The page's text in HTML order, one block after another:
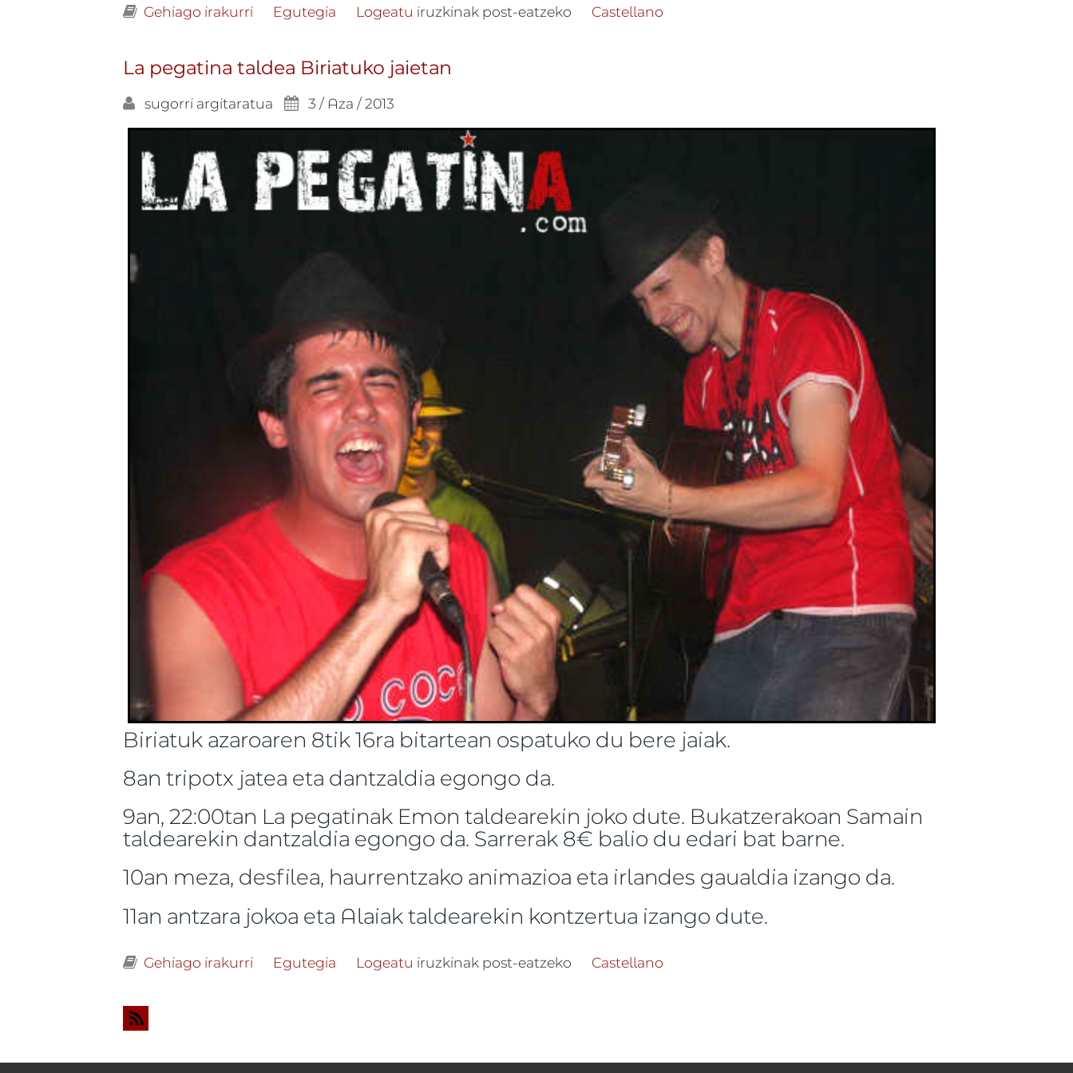
Gehiago irakurri BANDA BASSOTTI eta THE SPARTEENS larunbatean Biriatuko jaietan -ri buruz
Egutegia Logeatu iruzkinak post-eatzeko Castellano
La pegatina taldea Biriatuko jaietan
sugorri argitaratua 3 / Aza / 2013
Biriatuk azaroaren 8tik 16ra bitartean ospatuko du bere jaiak.
8an tripotx jatea eta dantzaldia egongo da.
9an, 22:00tan La pegatinak Emon taldearekin joko dute. Bukatzerakoan Samain
taldearekin dantzaldia egongo da. Sarrerak 8€ balio du edari bat barne.
10an meza, desfilea, haurrentzako animazioa eta irlandes gaualdia izango da.
11an antzara jokoa eta Alaiak taldearekin kontzertua izango dute.
Gehiago irakurri La pegatina taldea Biriatuko jaietan -ri buruz
Egutegia Logeatu iruzkinak post-eatzeko Castellano